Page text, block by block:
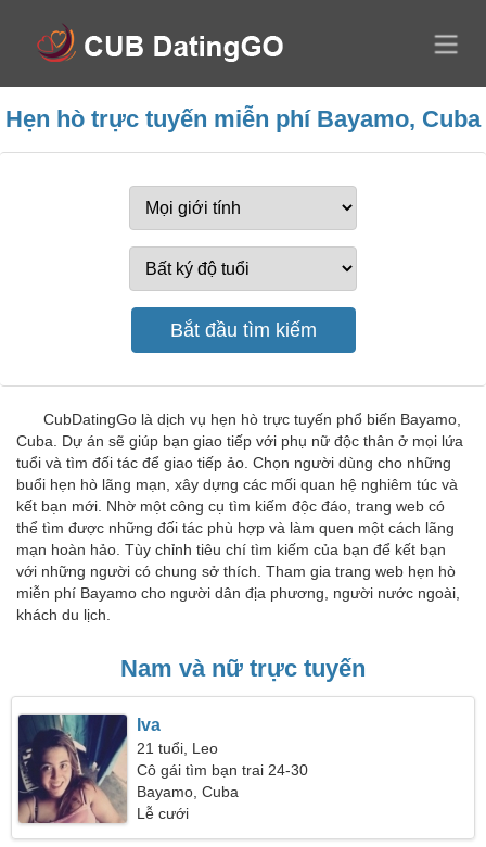
Hẹn hò trực tuyến miễn phí Bayamo, Cuba
CubDatingGo là dịch vụ hẹn hò trực tuyến phổ biến Bayamo,
Cuba. Dự án sẽ giúp bạn giao tiếp với phụ nữ độc thân ở mọi lứa
tuổi và tìm đối tác để giao tiếp ảo. Chọn người dùng cho những
buổi hẹn hò lãng mạn, xây dựng các mối quan hệ nghiêm túc và
kết bạn mới. Nhờ một công cụ tìm kiếm độc đáo, trang web có
thể tìm được những đối tác phù hợp và làm quen một cách lãng
mạn hoàn hảo. Tùy chỉnh tiêu chí tìm kiếm của bạn để kết bạn
với những người có chung sở thích. Tham gia trang web hẹn hò
miễn phí Bayamo cho người dân địa phương, người nước ngoài,
khách du lịch.
Nam và nữ trực tuyến
Iva
21 tuổi, Leo
Cô gái tìm bạn trai 24-30
Bayamo, Cuba
Lễ cưới